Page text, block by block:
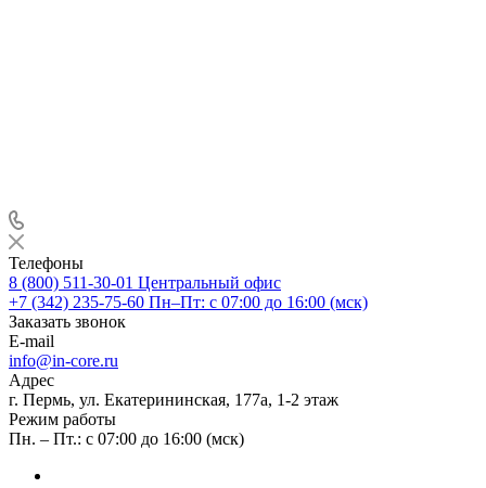
Телефоны
8 (800) 511-30-01 Центральный офис
+7 (342) 235-75-60 Пн–Пт: с 07:00 до 16:00 (мск)
Заказать звонок
E-mail
info@in-core.ru
Адрес
г. Пермь, ул. ​Екатерининская, 177а, ​1-2 этаж
Режим работы
Пн. – Пт.: с 07:00 до 16:00 (мск)